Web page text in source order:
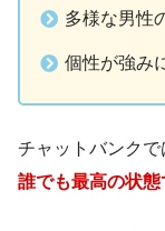
多様な男性
個性が強み
チャットバンクで
誰でも最高の状態